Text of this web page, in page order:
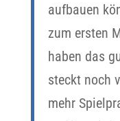
aufbauen
zum ersten
haben das
steckt noch
mehr